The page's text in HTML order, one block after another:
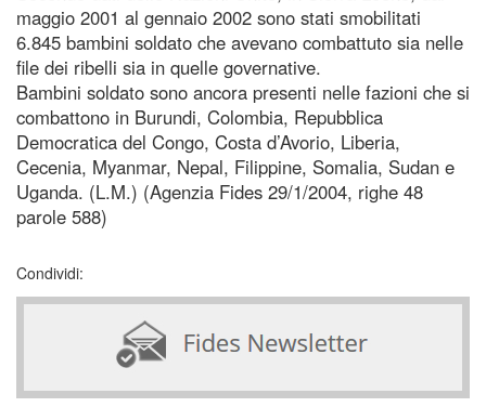
maggio 2001 al gennaio 2002 sono stati smobilitati
6.845 bambini soldato che avevano combattuto sia nelle
file dei ribelli sia in quelle governative.
Bambini soldato sono ancora presenti nelle fazioni che si
combattono in Burundi, Colombia, Repubblica
Democratica del Congo, Costa d’Avorio, Liberia,
Cecenia, Myanmar, Nepal, Filippine, Somalia, Sudan e
Uganda. (L.M.) (Agenzia Fides 29/1/2004, righe 48
parole 588)
Condividi: